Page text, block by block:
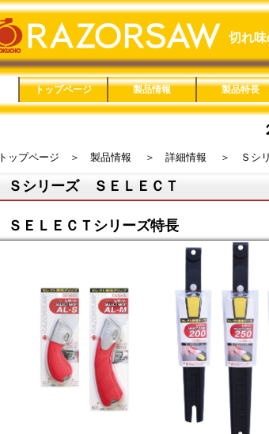
切れ
トップページ 製品情報
品番で検索
鋸（のこぎり） 用途分
適用材
替刃互
刃長サ
みきか
レシプ
鋏（はさみ） 楽なん
ロープ
メンテナンス用品 ヤニピカ
家庭用品 Ｈｏｍ
防災用品 救助セ
製品特長
鋸の特長
楽なんです剪
Ｈｏｍｅｏｎ
ヤニピカ
トップページ ＞ 製品情報 ＞ 詳細情報 ＞ Ｓシリ
Ｓシリーズ ＳＥＬＥＣＴ
ＳＥＬＥＣＴシリーズ特長